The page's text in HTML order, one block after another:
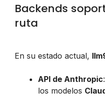
Backends
ruta
En su estado actual,
API de Anthropic
los modelos